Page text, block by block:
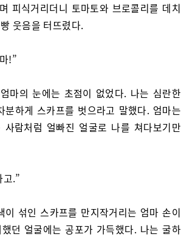
피식거리더니 토마토와 브로콜리를 데치
웃음을 터뜨렸다.
!”
마의 눈에는 초점이 없었다. 나는 심란한
분하게 스카프를 벗으라고 말했다. 엄마는
람처럼 얼빠진 얼굴로 나를 쳐다보기만
.”
이 섞인 스카프를 만지작거리는 엄마 손이
던 얼굴에는 공포가 가득했다. 나는 굴하